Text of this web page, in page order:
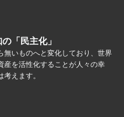
「民主化」
無いものへと変化しており、世界
産を活性化することが人々の幸
えます。